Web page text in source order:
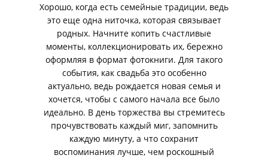
Хорошо, когда есть семейные традиции, ведь
это еще одна ниточка, которая связывает
родных. Начните копить счастливые
моменты, коллекционировать их, бережно
оформляя в формат фотокниги. Для такого
события, как свадьба это особенно
актуально, ведь рождается новая семья и
хочется, чтобы с самого начала все было
идеально. В день торжества вы стремитесь
прочувствовать каждый миг, запомнить
каждую минуту, а что сохранит
воспоминания лучше, чем роскошный